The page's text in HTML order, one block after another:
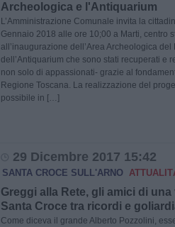
Archeologica e l'Antiquarium
L’Amministrazione Comunale invita la
Gennaio 2018 alle ore 10;00 a Marti, centro
all’inaugurazione dell’Area Archeologica
dell’Antiquarium che sono stati recuperati e
non solo di appassionati- grazie al
Regione Toscana. La realizzazione del
possibile in […]
29 Dicembre 2017 15:42
SANTA CROCE SULL'ARNO
Greggi alla Rete, gli amici di una
Santa Croce tra ricordi e
Come diceva il grande Alberto Pozzolini,